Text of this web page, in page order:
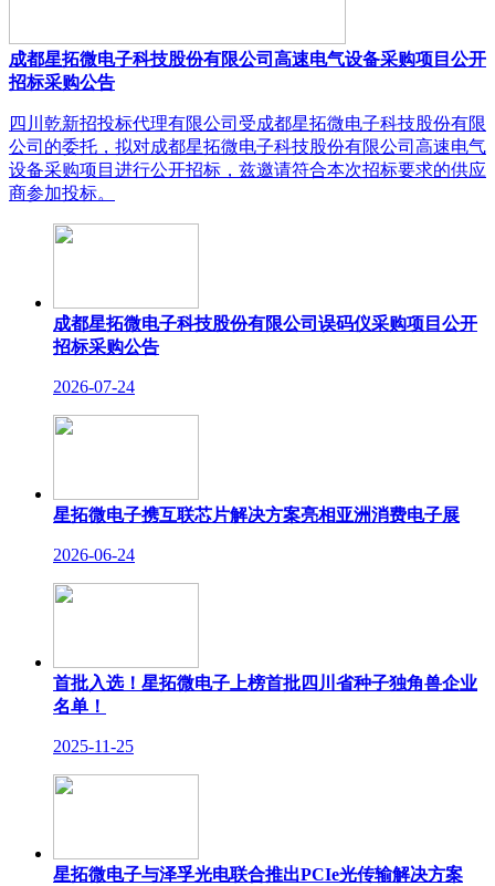
成都星拓微电子科技股份有限公司高速电气设备采购项目公开
招标采购公告
四川乾新招投标代理有限公司受成都星拓微电子科技股份有限
公司的委托，拟对成都星拓微电子科技股份有限公司高速电气
设备采购项目进行公开招标，兹邀请符合本次招标要求的供应
商参加投标。
成都星拓微电子科技股份有限公司误码仪采购项目公开
招标采购公告
2026-07-24
星拓微电子携互联芯片解决方案亮相亚洲消费电子展
2026-06-24
首批入选！星拓微电子上榜首批四川省种子独角兽企业
名单！
2025-11-25
星拓微电子与泽孚光电联合推出PCIe光传输解决方案